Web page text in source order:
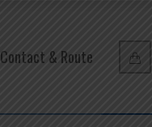
Contact & Route